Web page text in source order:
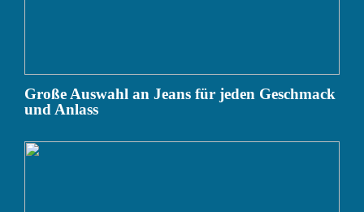
Große Auswahl an Jeans für jeden Geschmack
und Anlass